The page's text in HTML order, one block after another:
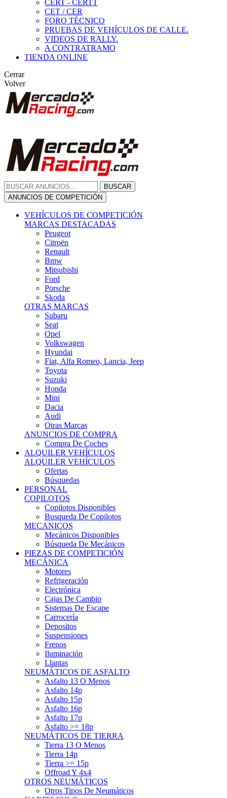
CERT - CERTT
CET / CER
FORO TÉCNICO
PRUEBAS DE VEHÍCULOS DE CALLE.
VIDEOS DE RALLY.
A CONTRATRAMO
TIENDA ONLINE
Cerrar
Volver
BUSCAR
ANUNCIOS DE COMPETICIÓN
VEHÍCULOS DE COMPETICIÓN
MARCAS DESTACADAS
Peugeot
Citroën
Renault
Bmw
Mitsubishi
Ford
Porsche
Skoda
OTRAS MARCAS
Subaru
Seat
Opel
Volkswagen
Hyundai
Fiat, Alfa Romeo, Lancia, Jeep
Toyota
Suzuki
Honda
Mini
Dacia
Audi
Otras Marcas
ANUNCIOS DE COMPRA
Compra De Coches
ALQUILER VEHÍCULOS
ALQUILER VEHÍCULOS
Ofertas
Búsquedas
PERSONAL
COPILOTOS
Copilotos Disponibles
Busqueda De Copilotos
MECANICOS
Mecánicos Disponibles
Búsqueda De Mecánicos
PIEZAS DE COMPETICIÓN
MECÁNICA
Motores
Refrigeración
Electrónica
Cajas De Cambio
Sistemas De Escape
Carrocería
Depositos
Suspensiones
Frenos
Iluminación
Llantas
NEUMÁTICOS DE ASFALTO
Asfalto 13 O Menos
Asfalto 14p
Asfalto 15p
Asfalto 16p
Asfalto 17p
Asfalto >= 18p
NEUMÁTICOS DE TIERRA
Tierra 13 O Menos
Tierra 14p
Tierra >= 15p
Offroad Y 4x4
OTROS NEUMÁTICOS
Otros Tipos De Neumáticos
HABITACULO
Asiento Baquet